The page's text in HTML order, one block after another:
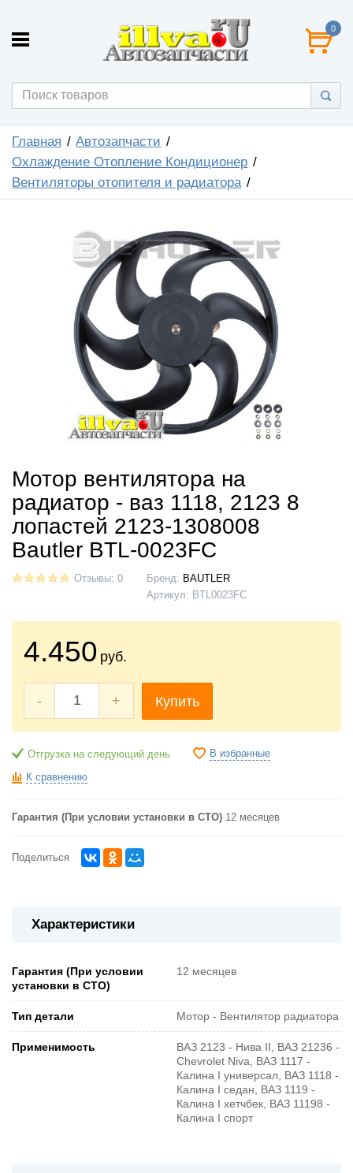
0
Главная
Автозапчасти
Охлаждение Отопление Кондиционер
Вентиляторы отопителя и радиатора
Мотор вентилятора на
радиатор - ваз 1118, 2123 8
лопастей 2123-1308008
Bautler BTL-0023FC
Отзывы: 0 Бренд: BAUTLER
Артикул: BTL0023FC
4.450 руб.
- + Купить
Отгрузка на следующий день В избранные
К сравнению
Гарантия (При условии установки в СТО) 12 месяцев
Поделиться
Характеристики
Гарантия (При условии
установки в СТО)
12 месяцев
Тип детали Мотор - Вентилятор радиатора
Применимость
ВАЗ 2123 - Нива II, ВАЗ 21236 -
Chevrolet Niva, ВАЗ 1117 -
Калина I универсал, ВАЗ 1118 -
Калина I седан, ВАЗ 1119 -
Калина I хетчбек, ВАЗ 11198 -
Калина I спорт